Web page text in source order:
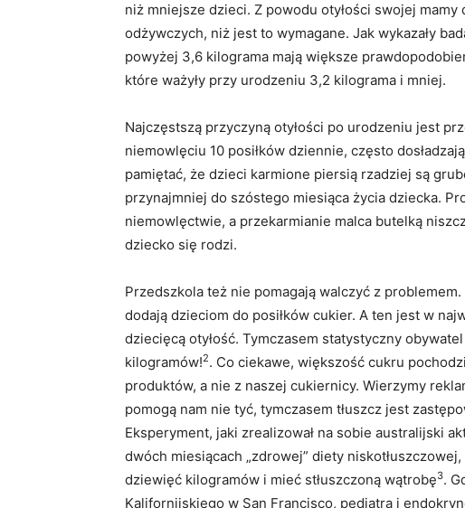
niż mniejsze dzieci. Z powodu otyłości swojej
odżywczych, niż jest to wymagane. Jak wykazały
powyżej 3,6 kilograma mają większe
które ważyły przy urodzeniu 3,2 kilograma i mniej.
Najczęstszą przyczyną otyłości po urodzeniu jest
niemowlęciu 10 posiłków dziennie, często
pamiętać, że dzieci karmione piersią rzadziej są
przynajmniej do szóstego miesiąca życia dziecka.
niemowlęctwie, a przekarmianie malca butelką
dziecko się rodzi.
Przedszkola też nie pomagają walczyć z
dodają dzieciom do posiłków cukier. A ten jest w
dziecięcą otyłość. Tymczasem statystyczny
kilogramów!2. Co ciekawe, większość cukru
produktów, a nie z naszej cukiernicy. Wierzymy
pomogą nam nie tyć, tymczasem tłuszcz jest
Eksperyment, jaki zrealizował na sobie australijski
dwóch miesiącach „zdrowej” diety
dziewięć kilogramów i mieć stłuszczoną wątrobę3.
Kalifornijskiego w San Francisco, pediatra i